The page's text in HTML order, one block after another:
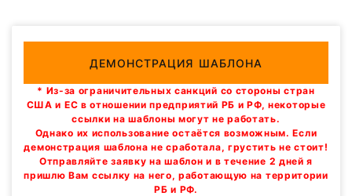
ДЕМОНСТРАЦИЯ ШАБЛОНА
* Из-за ограничительных санкций со стороны стран
США и ЕС в отношении предприятий РБ и РФ, некоторые
ссылки на шаблоны могут не работать.
Однако их использование остаётся возможным. Если
демонстрация шаблона не сработала, грустить не стоит!
Отправляйте заявку на шаблон и в течение 2 дней я
пришлю Вам ссылку на него, работающую на территории
РБ и РФ.